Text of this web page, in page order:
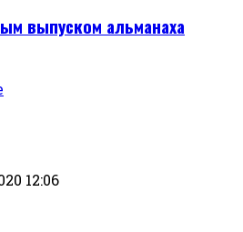
выпуском альманаха
12:06